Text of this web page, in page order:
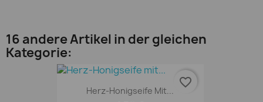
16 andere Artikel in der gleichen
Kategorie:
Herz-Honigseife Mit...
favorite_border